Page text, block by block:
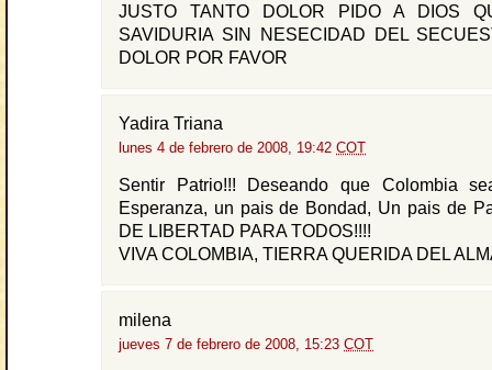
JUSTO TANTO DOLOR PIDO A DIOS
SAVIDURIA SIN NESECIDAD DEL
DOLOR POR FAVOR
Yadira Triana
lunes 4 de febrero de 2008, 19:42 COT
Sentir Patrio!!! Deseando que Colombia
Esperanza, un pais de Bondad, Un pais de
DE LIBERTAD PARA TODOS!!!!
VIVA COLOMBIA, TIERRA QUERIDA DEL
milena
jueves 7 de febrero de 2008, 15:23 COT